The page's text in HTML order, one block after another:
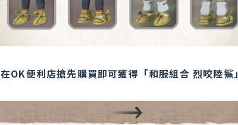
在OK便利店搶先購買即可獲得「和服組合 烈咬陸鯊」